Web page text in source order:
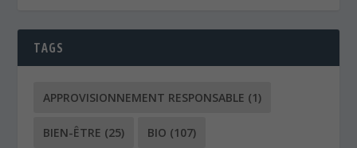
TAGS
APPROVISIONNEMENT RESPONSABLE (1)
BIEN-ÊTRE (25) BIO (107)